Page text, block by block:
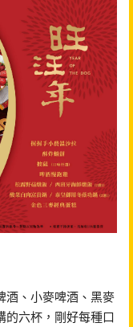
酒、小麥啤酒、黑麥
的六杯，剛好每種口